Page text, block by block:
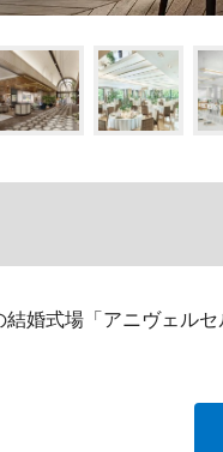
結婚式場「アニヴェル